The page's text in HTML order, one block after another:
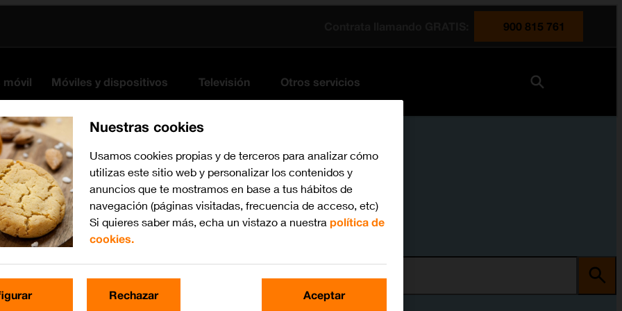
900 815 761
móvil Móviles y dispositivos Televisión Otros servicios
Nuestras cookies
Usamos cookies propias y de terceros para analizar cómo
utilizas este sitio web y personalizar los contenidos y
anuncios que te mostramos en base a tus hábitos de
navegación (páginas visitadas, frecuencia de acceso, etc)
Si quieres saber más, echa un vistazo a nuestra política de
cookies.
Rechazar Aceptar